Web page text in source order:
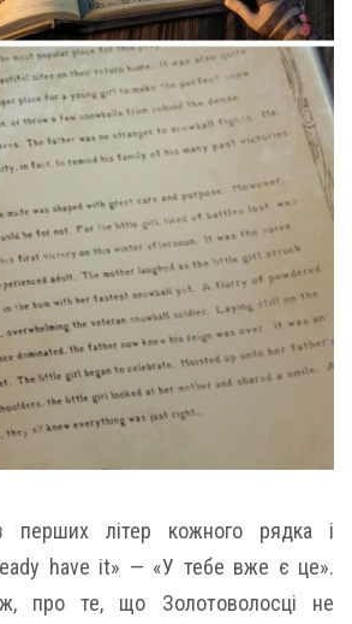
перших літер кожного рядка і
have it» — «У тебе вже є це».
про те, що Золотоволосці не